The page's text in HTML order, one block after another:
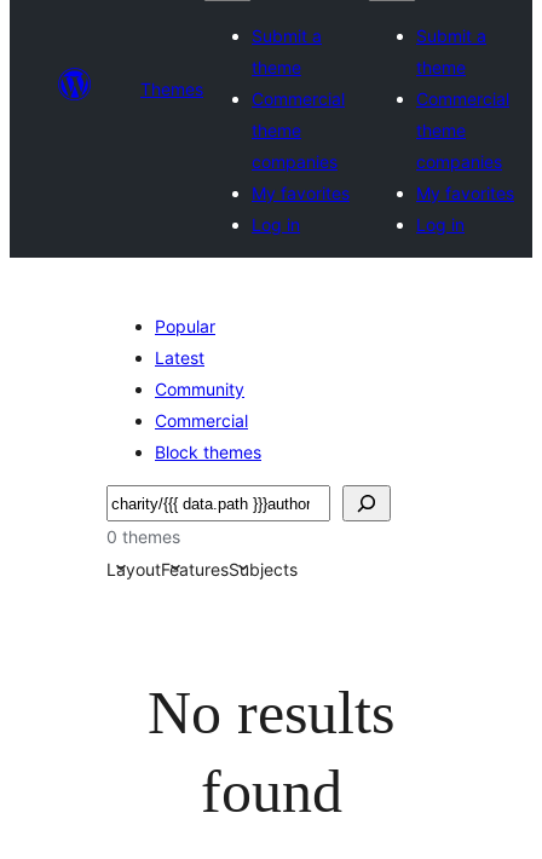
Themes
Submit a
theme
Commercial
theme
companies
My favorites
Log in
Submit a
theme
Commercial
theme
companies
My favorites
Log in
Popular
Latest
Community
Commercial
Block themes
Buscar
0 themes
LayoutFeaturesSubjects
No results
found